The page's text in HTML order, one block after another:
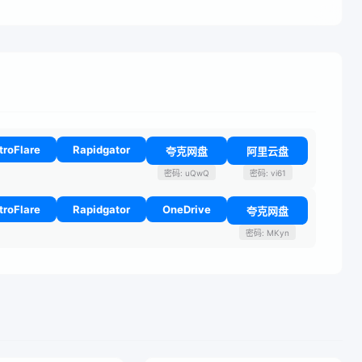
Rapidgator 夸克网盘
密码: uQwQ
阿里云盘
密码: vi61
Rapidgator OneDrive 夸克网盘
密码: MKyn